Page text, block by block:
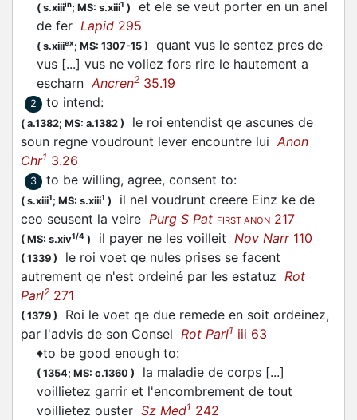
( s.xiiiin; MS: s.xiii1 ) et ele se veut porter en un anel
de fer Lapid 295
( s.xiiiex; MS: 1307-15 )
quant vus le sentez pres de
vus [...] vus ne voliez fors rire le hautement a
escharn Ancren2 35.19
2 to intend:
( a.1382; MS: a.1382 )
le roi entendist qe ascunes de
soun regne voudrount lever encountre lui Anon
Chr1 3.26
3 to be willing, agree, consent to:
( s.xiii1; MS: s.xiii1 ) il nel voudrunt creere Einz ke de
ceo seusent la veire Purg S Pat FIRST ANON 217
( MS: s.xiv1/4 ) il payer ne les voilleit Nov Narr110
( 1339 ) le roi voet qe nules prises se facent
autrement qe n'est ordeiné par les estatuz Rot
Parl2 271
( 1379 ) Roi le voet qe due remede en soit ordeinez,
par l'advis de son Consel Rot Parl1 iii 63
♦to be good enough to:
( 1354; MS: c.1360 )
la maladie de corps [...]
voillietez garrir et l'encombrement de tout
voillietez ouster Sz Med1 242